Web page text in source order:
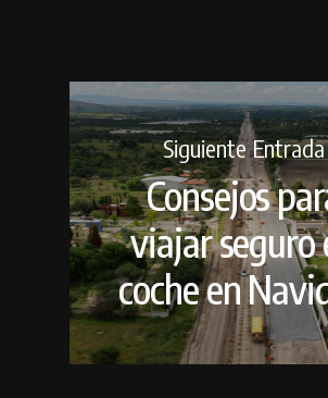
Siguiente Entrada
Consejos
viajar seguro
coche en